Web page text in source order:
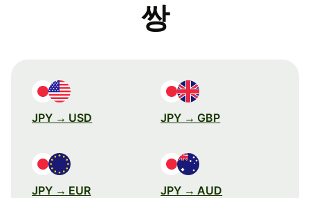
쌍
JPY → USD JPY → GBP
JPY → EUR JPY → AUD